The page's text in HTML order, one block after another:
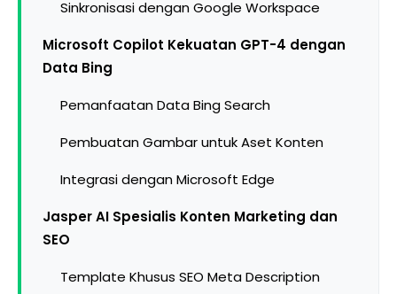
Sinkronisasi dengan Google Workspace
Microsoft Copilot Kekuatan GPT-4 dengan
Data Bing
Pemanfaatan Data Bing Search
Pembuatan Gambar untuk Aset Konten
Integrasi dengan Microsoft Edge
Jasper AI Spesialis Konten Marketing dan
SEO
Template Khusus SEO Meta Description